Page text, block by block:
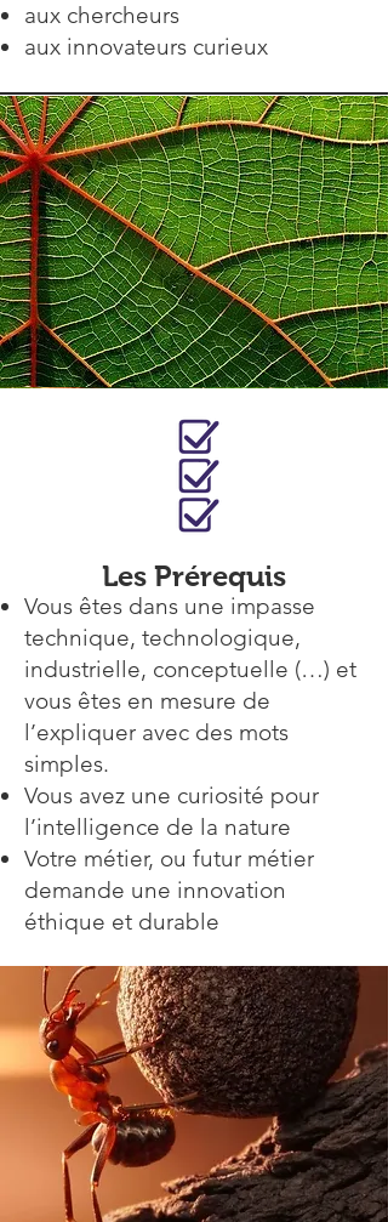
aux chercheurs
aux innovateurs curieux
Les Prérequis
Vous êtes dans une impasse
technique, technologique,
industrielle, conceptuelle (…) et
vous êtes en mesure de
l’expliquer avec des mots
simples.
Vous avez une curiosité pour
l’intelligence de la nature
Votre métier, ou futur métier
demande une innovation
éthique et durable